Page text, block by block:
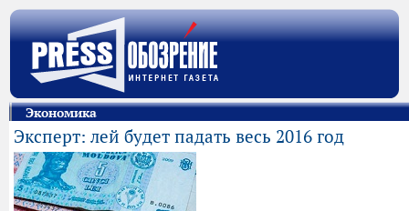
Экономика
Эксперт: лей будет падать весь 2016 год